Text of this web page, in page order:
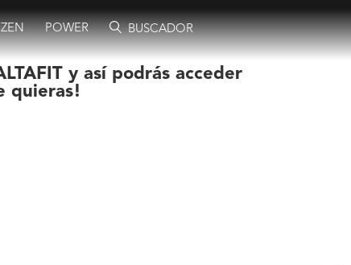
ZEN POWER BUSCADOR
y así podrás acceder
quieras!